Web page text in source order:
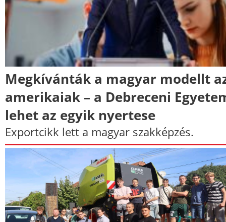
Megkívánták a magyar modellt
amerikaiak – a Debreceni
lehet az egyik nyertese
Exportcikk lett a magyar szakképzés.